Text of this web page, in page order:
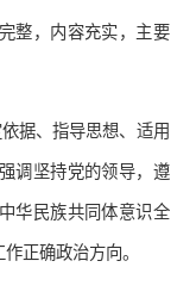
整，内容充实，主要
据、指导思想、适用
调坚持党的领导，遵
华民族共同体意识全
正确政治方向。